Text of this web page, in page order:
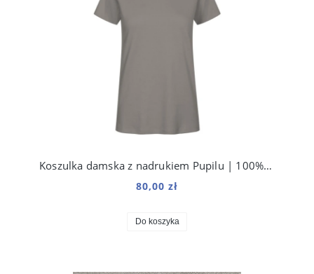
Koszulka damska z nadrukiem Pupilu | 100% bawełna organiczna premium
80,00 zł
Do koszyka